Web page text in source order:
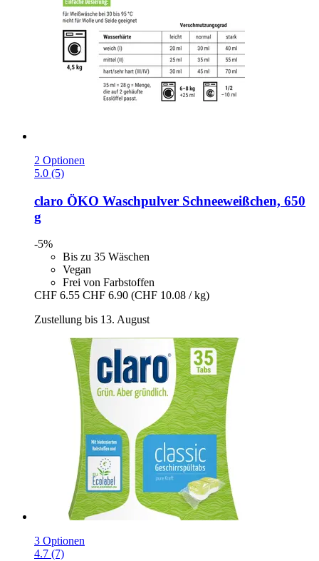
2 Optionen
5.0 (5)
claro ÖKO Waschpulver Schneeweißchen, 650
g
-5%
Bis zu 35 Wäschen
Vegan
Frei von Farbstoffen
CHF 6.55 CHF 6.90 (CHF 10.08 / kg)
Zustellung bis 13. August
3 Optionen
4.7 (7)